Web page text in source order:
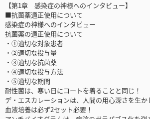
【第1章 感染症の神様へのインタビュー】
■抗菌薬適正使用について
感染症の神様へのインタビュー
抗菌薬の適正使用について
・①適切な対象患者
・②適切な投与量
・③適切な抗菌薬
・④適切な投与方法
・⑤適切な期間
耐性菌は、寒い日にコートを着ることと同じ！
デ・エスカレーションは、人間の用心深さを生か
血液培養は必ず2セット必要！